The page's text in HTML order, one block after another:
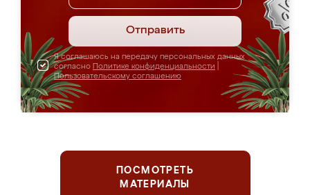
Отправить
Я соглашаюсь на передачу персональных данных
согласно Политике конфиденциальности
Пользовательскому соглашению
ПОСМОТРЕТЬ
МАТЕРИАЛЫ